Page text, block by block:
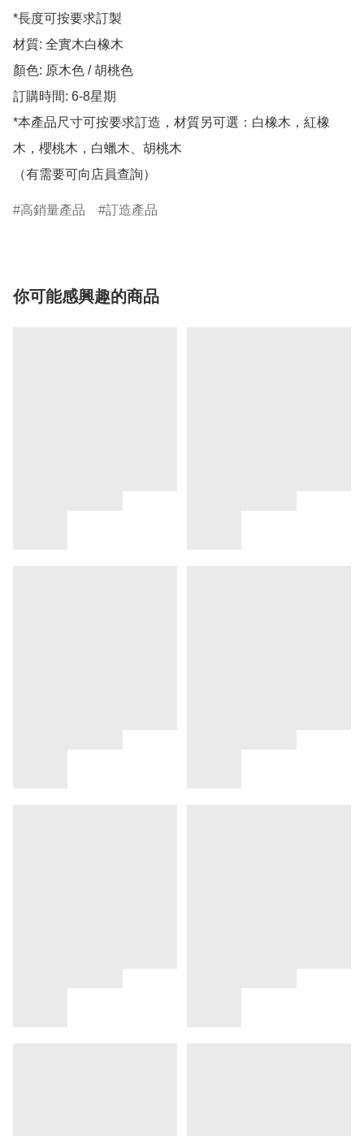
*長度可按要求訂製
材質: 全實木白橡木
顏色: 原木色 / 胡桃色
訂購時間: 6-8星期
*本產品尺寸可按要求訂造，材質另可選：白橡木，紅橡
木，櫻桃木，白蠟木、胡桃木
（有需要可向店員查詢）
高銷量產品 訂造產品
你可能感興趣的商品